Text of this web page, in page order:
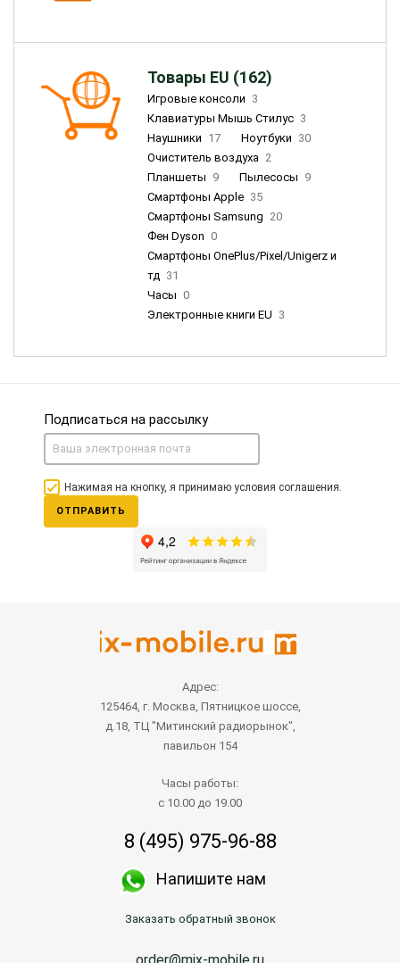
Товары EU (162)
Игровые консоли 3
Клавиатуры Мышь Стилус 3
Наушники 17 Ноутбуки 30
Очиститель воздуха 2
Планшеты 9 Пылесосы 9
Смартфоны Apple 35
Смартфоны Samsung 20
Фен Dyson 0
Смартфоны OnePlus/Pixel/Unigerz и
тд 31
Часы 0
Электронные книги EU 3
Подписаться на рассылку
Нажимая на кнопку, я принимаю условия соглашения.
ОТПРАВИТЬ
Адрес:
125464, г. Москва, Пятницкое шоссе,
д.18, ТЦ "Митинский радиорынок",
павильон 154
Часы работы:
с 10.00 до 19.00
8 (495) 975-96-88
Напишите нам
Заказать обратный звонок